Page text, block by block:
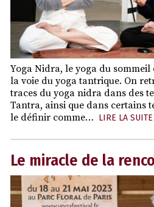
Yoga Nidra, le yoga du
la voie du yoga tantrique. On
traces du yoga nidra dans des
Tantra, ainsi que dans certains
le définir comme… LIRE LA SUITE
Le miracle de la